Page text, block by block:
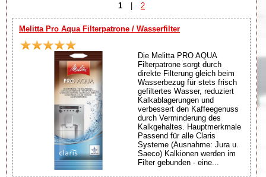
1
| 2
Melitta Pro Aqua Filterpatrone / Wasserfilter
Die Melitta PRO AQUA
Filterpatrone sorgt durch
direkte Filterung gleich beim
Wasserbezug für stets frisch
gefiltertes Wasser, reduziert
Kalkablagerungen und
verbessert den Kaffeegenuss
durch Verminderung des
Kalkgehaltes. Hauptmerkmale
Passend für alle Claris
Systeme (Ausnahme: Jura u.
Saeco) Kalkionen werden im
Filter gebunden - eine...